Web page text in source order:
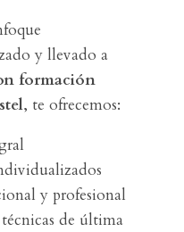
y llevado a
formación
, te ofrecemos:
y profesional
de última